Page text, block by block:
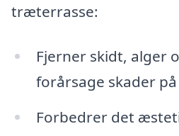
træterrasse:
Fjerner skidt, alger
forårsage skader
Forbedrer det